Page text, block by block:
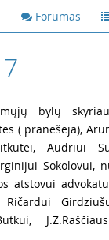
Forumas
bylų
( pranešėja),
Audriui
Sokolovui,
atstovui